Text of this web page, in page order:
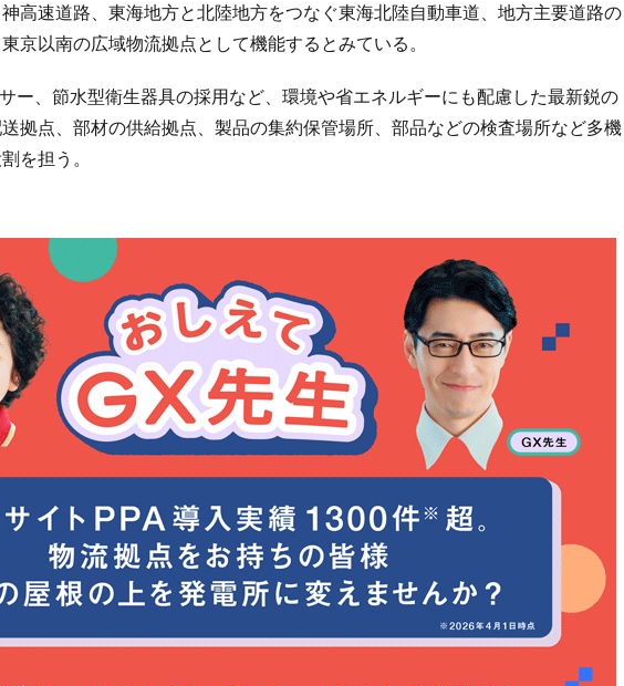
高速道路、東海地方と北陸地方をつなぐ東海北陸自動車道、地方主要道路の
京以南の広域物流拠点として機能するとみている。
ー、節水型衛生器具の採用など、環境や省エネルギーにも配慮した最新鋭の
拠点、部材の供給拠点、製品の集約保管場所、部品などの検査場所など多機
を担う。